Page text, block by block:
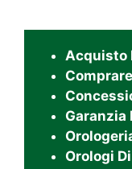
Acquisto
Garanzia
Orologi